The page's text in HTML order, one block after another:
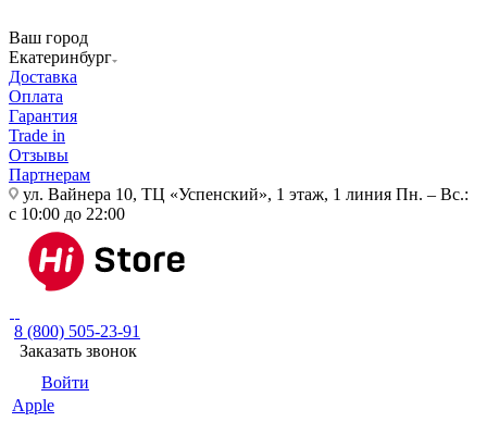
Ваш город
Екатеринбург
Доставка
Оплата
Гарантия
Trade in
Отзывы
Партнерам
ул. Вайнера 10, ТЦ «Успенский», 1 этаж, 1 линия Пн. – Вс.:
с 10:00 до 22:00
8 (800) 505-23-91
Заказать звонок
Войти
Apple